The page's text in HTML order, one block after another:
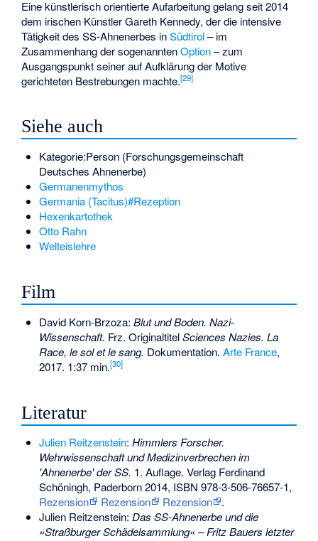
Eine künstlerisch orientierte Aufarbeitung gelang seit 2014
dem irischen Künstler Gareth Kennedy, der die intensive
Tätigkeit des SS-Ahnenerbes inSüdtirol– im
Zusammenhang der sogenanntenOption– zum
Ausgangspunkt seiner auf Aufklärung der Motive
gerichteten Bestrebungen machte.[29]
Siehe auch
Kategorie:Person (Forschungsgemeinschaft
Deutsches Ahnenerbe)
Germanenmythos
Germania (Tacitus)#Rezeption
Hexenkartothek
Otto Rahn
Welteislehre
Film
David Korn-Brzoza: Blut und Boden. Nazi-
Wissenschaft. Frz. OriginaltitelSciences Nazies. La
Race, le sol et le sang. Dokumentation. Arte France,
2017. 1:37 min.[30]
Literatur
Julien Reitzenstein: Himmlers Forscher.
Wehrwissenschaft und Medizinverbrechen im
'Ahnenerbe' der SS. 1. Auflage. Verlag Ferdinand
Schöningh, Paderborn 2014, ISBN 978-3-506-76657-1,
Rezension
Rezension Rezension
.
Julien Reitzenstein: Das SS-Ahnenerbe und die
»Straßburger Schädelsammlung« – Fritz Bauers letzter